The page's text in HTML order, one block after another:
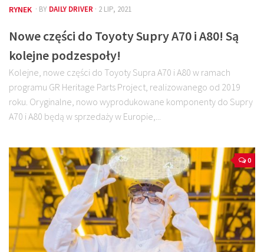
RYNEK · BY DAILY DRIVER · 2 LIP, 2021
Nowe części do Toyoty Supry A70 i A80! Są
kolejne podzespoły!
Kolejne, nowe części do Toyoty Supra A70 i A80 w ramach
programu GR Heritage Parts Project, realizowanego od 2019
roku. Oryginalne, nowo wyprodukowane komponenty do Supry
A70 i A80 będą w sprzedaży w Europie,...
0